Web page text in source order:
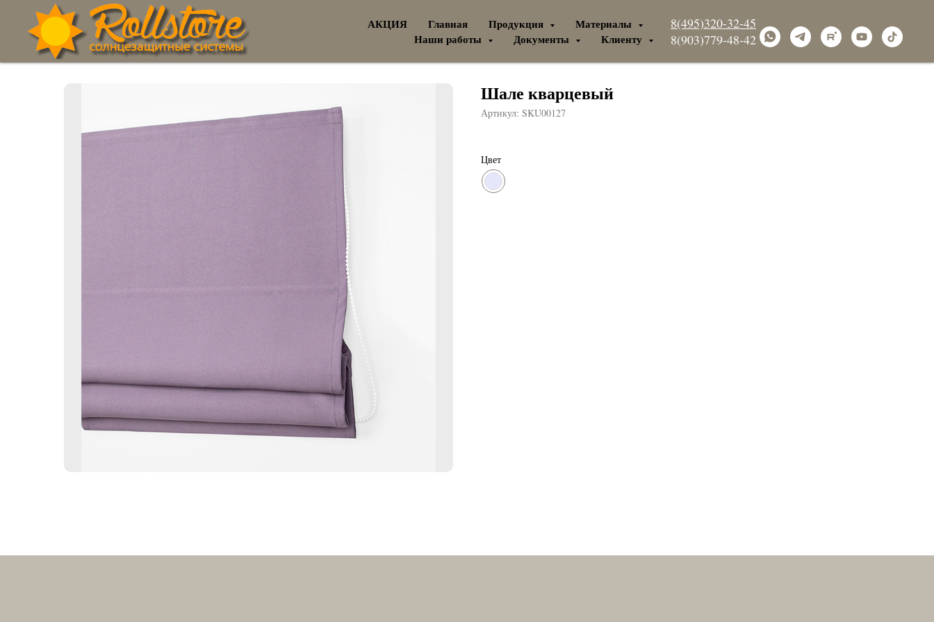
АКЦИЯ Главная Продукция
Материалы
Наши работы
Документы Клиенту
8(495)320-32-45
8(903)779-48-42
Шале кварцевый
Артикул: SKU00127
Цвет